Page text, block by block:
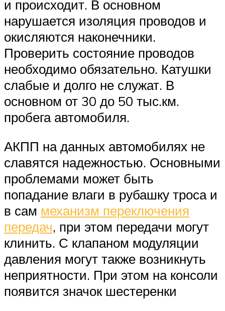
и происходит. В основном
нарушается изоляция проводов и
окисляются наконечники.
Проверить состояние проводов
необходимо обязательно. Катушки
слабые и долго не служат. В
основном от 30 до 50 тыс.км.
пробега автомобиля.
АКПП на данных автомобилях не
славятся надежностью. Основными
проблемами может быть
попадание влаги в рубашку троса и
в сам механизм переключения
передач, при этом передачи могут
клинить. С клапаном модуляции
давления могут также возникнуть
неприятности. При этом на консоли
появится значок шестеренки